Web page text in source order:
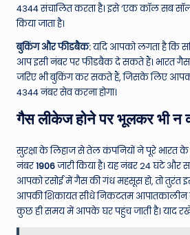
4344 संचालित करता है। इसे ‘एक कॉल सब
किया जाता है।
बुकिंग और फीडबैक:यदि आपको लगता है कि
आप इसी नंबर पर फीडबैक दे सकते हैं। भारत
जरिए भी बुकिंग कर सकते हैं, जिसके लिए
4344 नंबर सेव करना होगा।
गैस लीकेज होने पर भूलकर भी न
सुरक्षा के लिहाज से तेल कंपनियों ने पूरे भारत
नंबर1906जारी किया है। यह नंबर 24 घंटे और
आपको रसोई में गैस की गंध महसूस हो, तो तुरंत
आपकी शिकायत सीधे निकटतम आपातकालीन
कुछ ही समय में आपके घर पहुंच जाती है। याद रखें,